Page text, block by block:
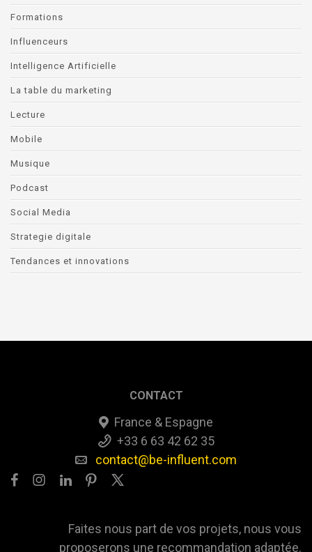
Formations
Influenceurs
Intelligence Artificielle
La table du marketing
Lecture
Mobile
Musique
Podcast
Social Media
Strategie digitale
Tendances et innovations
CONTACT
France & Espagne
+33 6 63 42 62 35
contact@be-influent.com
Faites nous part de vos projets, nous vous
proposerons une recommandation adaptée.